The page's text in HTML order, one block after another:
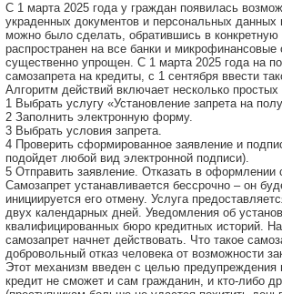
С 1 марта 2025 года у граждан появилась
украденных документов и персональных
можно было сделать, обратившись в
распространен на все банки и микрофинансовые
существенно упрощен. С 1 марта 2025 года на
самозапрета на кредиты, с 1 сентября ввести
Алгоритм действий включает несколько простых
1 Выбрать услугу «Установление запрета на
2 Заполнить электронную форму.
3 Выбрать условия запрета.
4 Проверить сформированное заявление и
подойдет любой вид электронной подписи).
5 Отправить заявление. Отказать в оформлении
Самозапрет устанавливается бессрочно – он
инициируется его отмену. Услуга
двух календарных дней. Уведомления об
квалифицированных бюро кредитных историй.
самозапрет начнет действовать. Что такое
добровольный отказ человека от возможности
Этот механизм введен с целью предупреждения
кредит не сможет и сам гражданин, и кто-либо